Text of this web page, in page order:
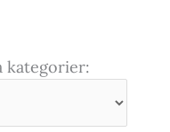
kategorier: